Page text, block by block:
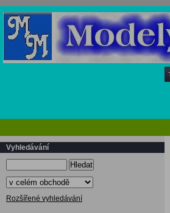
Vyhledávání
Hledat
Rozšířené vyhledávání